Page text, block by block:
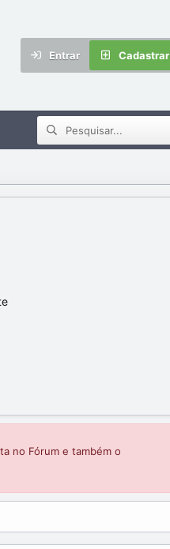
Entrar Cadastrar
no Fórum e também o